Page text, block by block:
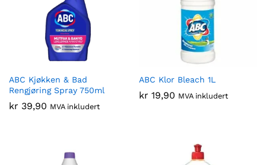
ABC Kjøkken & Bad
Rengjøring Spray 750ml
kr 39,90 MVA inkludert
ABC Klor Bleach 1L
kr 19,90 MVA inkludert